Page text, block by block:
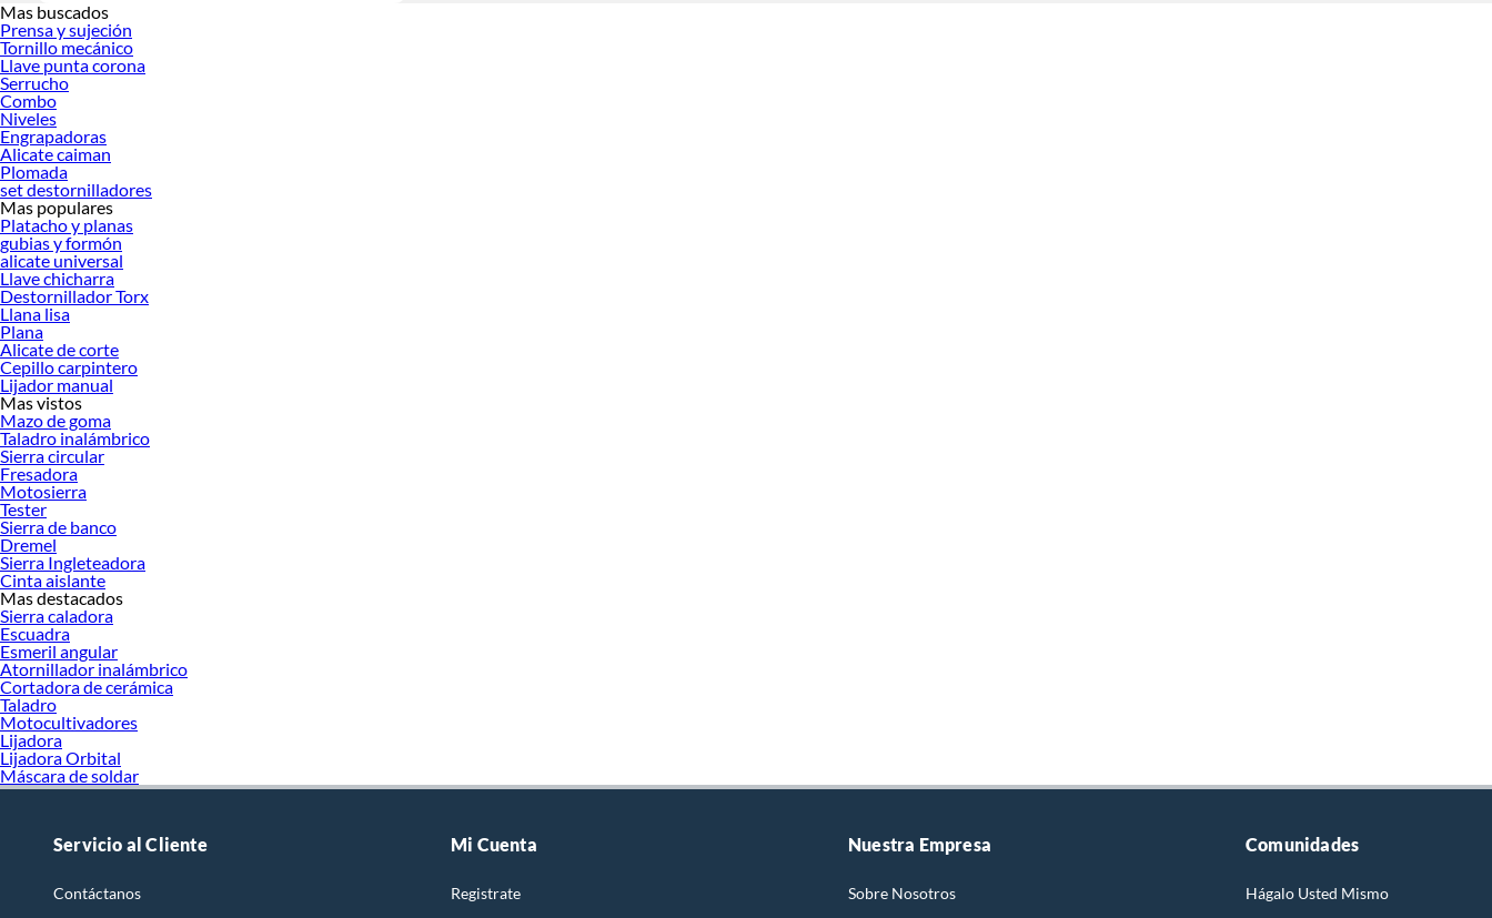
Mas buscados
Prensa y sujeción
Tornillo mecánico
Llave punta corona
Serrucho
Combo
Niveles
Engrapadoras
Alicate caiman
Plomada
set destornilladores
Mas populares
Platacho y planas
gubias y formón
alicate universal
Llave chicharra
Destornillador Torx
Llana lisa
Plana
Alicate de corte
Cepillo carpintero
Lijador manual
Mas vistos
Mazo de goma
Taladro inalámbrico
Sierra circular
Fresadora
Motosierra
Tester
Sierra de banco
Dremel
Sierra Ingleteadora
Cinta aislante
Mas destacados
Sierra caladora
Escuadra
Esmeril angular
Atornillador inalámbrico
Cortadora de cerámica
Taladro
Motocultivadores
Lijadora
Lijadora Orbital
Máscara de soldar
Servicio al Cliente
Contáctanos
Mi Cuenta
Registrate
Nuestra Empresa
Sobre Nosotros
Comunidades
Hágalo Usted Mismo